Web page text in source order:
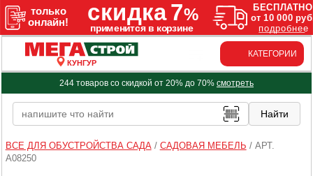
КУНГУР
КАТЕГОРИИ
244 товаров со скидкой от 20% до 70% смотреть
ВСЕ ДЛЯ ОБУСТРОЙСТВА САДА/ САДОВАЯ МЕБЕЛЬ / АРТ.
A08250